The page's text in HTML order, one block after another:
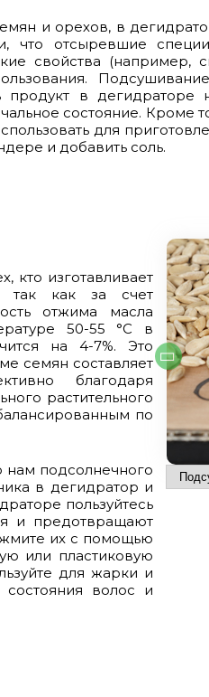
и орехов, в
что отсыревшие
свойства (например,
продукт в
состояние. Кроме
для
и добавить соль.
кто изготавливает
так как за счет
отжима масла
50-55 °C в
на 4-7%. Это
семян составляет
благодаря
растительного
по
нам подсолнечного
в дегидратор и
пользуйтесь
и предотвращают
их с помощью
или пластиковую
для жарки и
волос и